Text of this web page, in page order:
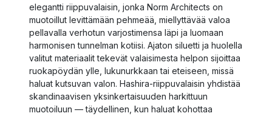
elegantti riippuvalaisin, jonka Norm Architects on
muotoillut levittämään pehmeää, miellyttävää valoa
pellavalla verhotun varjostimensa läpi ja luomaan
harmonisen tunnelman kotiisi. Ajaton siluetti ja huolella
valitut materiaalit tekevät valaisimesta helpon sijoittaa
ruokapöydän ylle, lukunurkkaan tai eteiseen, missä
haluat kutsuvan valon. Hashira-riippuvalaisin yhdistää
skandinaavisen yksinkertaisuuden harkittuun
muotoiluun — täydellinen, kun haluat kohottaa